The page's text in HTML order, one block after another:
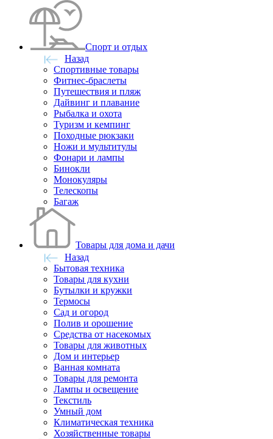
Спорт и отдых
Назад
Спортивные товары
Фитнес-браслеты
Путешествия и пляж
Дайвинг и плавание
Рыбалка и охота
Туризм и кемпинг
Походные рюкзаки
Ножи и мультитулы
Фонари и лампы
Бинокли
Монокуляры
Телескопы
Багаж
Товары для дома и дачи
Назад
Бытовая техника
Товары для кухни
Бутылки и кружки
Термосы
Сад и огород
Полив и орошение
Средства от насекомых
Товары для животных
Дом и интерьер
Ванная комната
Товары для ремонта
Лампы и освещение
Текстиль
Умный дом
Климатическая техника
Хозяйственные товары